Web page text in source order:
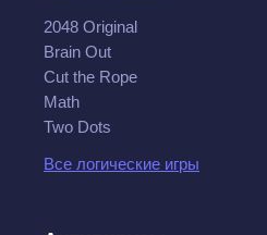
2048 Original
Brain Out
Cut the Rope
Math
Two Dots
Все логические игры